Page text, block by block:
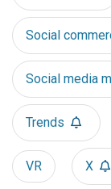
Social
Social media
Trends
VR X